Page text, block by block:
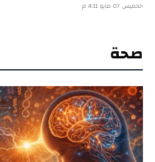
الخميس 07 مايو 4:11 م
صحة